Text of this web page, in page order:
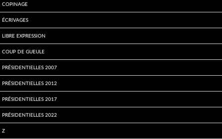
Copinage
écrivages
Libre expression
Coup de gueule
Présidentielles 2007
Présidentielles 2012
Présidentielles 2017
Présidentielles 2022
Z